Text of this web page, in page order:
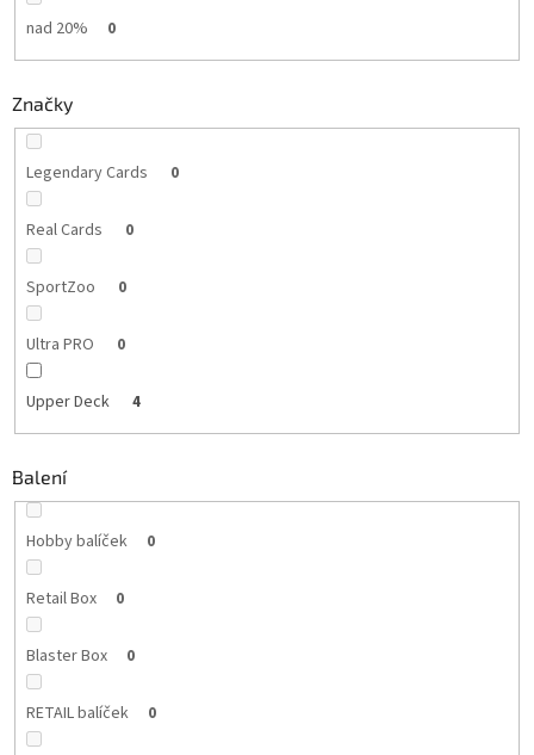
nad 20% 0
Značky
Legendary Cards 0
Real Cards 0
SportZoo 0
Ultra PRO 0
Upper Deck 4
Balení
Hobby balíček 0
Retail Box 0
Blaster Box 0
RETAIL balíček 0